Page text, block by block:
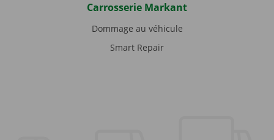
Carrosserie Markant
Dommage au véhicule
Smart Repair